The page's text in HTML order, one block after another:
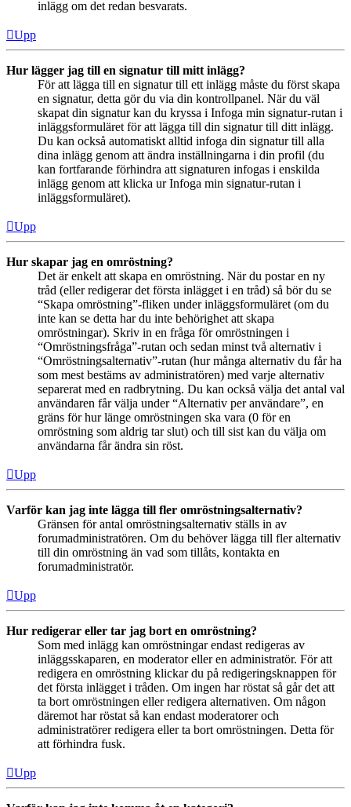
inlägg om det redan besvarats.
Upp
Hur lägger jag till en signatur till mitt inlägg?
För att lägga till en signatur till ett inlägg måste du först skapa
en signatur, detta gör du via din kontrollpanel. När du väl
skapat din signatur kan du kryssa i Infoga min signatur-rutan i
inläggsformuläret för att lägga till din signatur till ditt inlägg.
Du kan också automatiskt alltid infoga din signatur till alla
dina inlägg genom att ändra inställningarna i din profil (du
kan fortfarande förhindra att signaturen infogas i enskilda
inlägg genom att klicka ur Infoga min signatur-rutan i
inläggsformuläret).
Upp
Hur skapar jag en omröstning?
Det är enkelt att skapa en omröstning. När du postar en ny
tråd (eller redigerar det första inlägget i en tråd) så bör du se
“Skapa omröstning”-fliken under inläggsformuläret (om du
inte kan se detta har du inte behörighet att skapa
omröstningar). Skriv in en fråga för omröstningen i
“Omröstningsfråga”-rutan och sedan minst två alternativ i
“Omröstningsalternativ”-rutan (hur många alternativ du får ha
som mest bestäms av administratören) med varje alternativ
separerat med en radbrytning. Du kan också välja det antal val
användaren får välja under “Alternativ per användare”, en
gräns för hur länge omröstningen ska vara (0 för en
omröstning som aldrig tar slut) och till sist kan du välja om
användarna får ändra sin röst.
Upp
Varför kan jag inte lägga till fler omröstningsalternativ?
Gränsen för antal omröstningsalternativ ställs in av
forumadministratören. Om du behöver lägga till fler alternativ
till din omröstning än vad som tillåts, kontakta en
forumadministratör.
Upp
Hur redigerar eller tar jag bort en omröstning?
Som med inlägg kan omröstningar endast redigeras av
inläggsskaparen, en moderator eller en administratör. För att
redigera en omröstning klickar du på redigeringsknappen för
det första inlägget i tråden. Om ingen har röstat så går det att
ta bort omröstningen eller redigera alternativen. Om någon
däremot har röstat så kan endast moderatorer och
administratörer redigera eller ta bort omröstningen. Detta för
att förhindra fusk.
Upp